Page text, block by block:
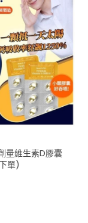
量維生素D膠囊
單)